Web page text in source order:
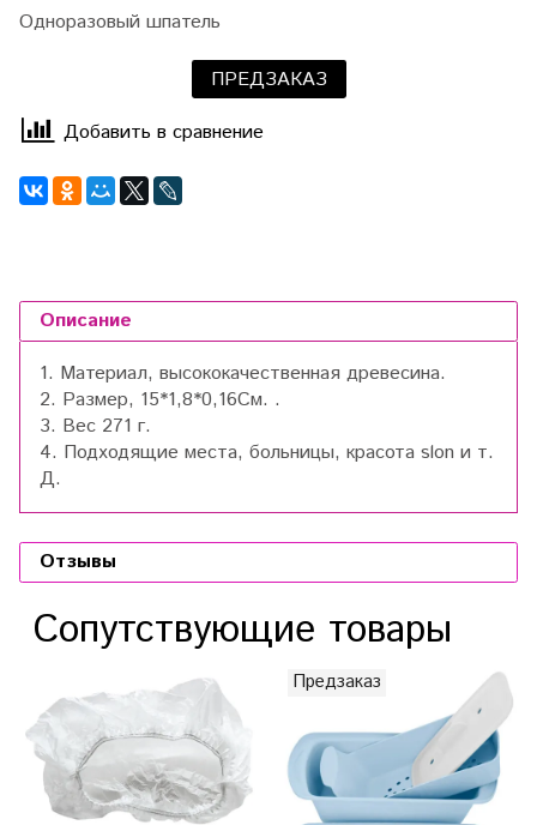
Одноразовый шпатель
ПРЕДЗАКАЗ
Добавить в сравнение
Описание
1. Материал, высококачественная древесина.
2. Размер, 15*1,8*0,16См. .
3. Вес 271 г.
4. Подходящие места, больницы, красота slon и т.
Д.
Отзывы
Сопутствующие товары
Предзаказ